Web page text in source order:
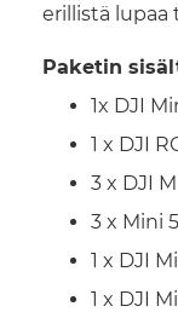
erillistä lupaa
Paketin
1x DJI
1 x DJI
3 x DJI
3 x Mini
1 x DJI
1 x DJI